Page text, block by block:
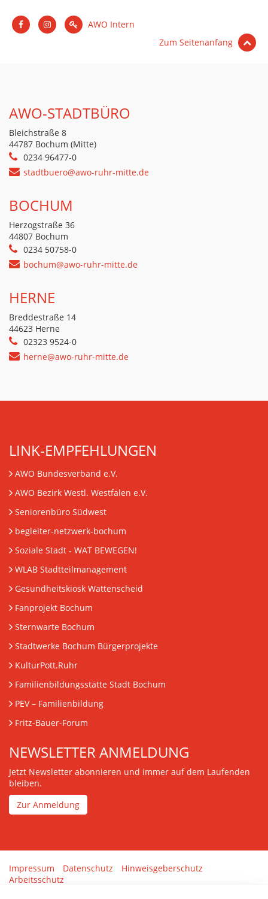
AWO Intern
Zum Seitenanfang
AWO-STADTBÜRO
Bleichstraße 8
44787 Bochum (Mitte)
0234 96477-0
stadtbuero@awo-ruhr-mitte.de
BOCHUM
Herzogstraße 36
44807 Bochum
0234 50758-0
bochum@awo-ruhr-mitte.de
HERNE
Breddestraße 14
44623 Herne
02323 9524-0
herne@awo-ruhr-mitte.de
LINK-EMPFEHLUNGEN
AWO Bundesverband e.V.
AWO Bezirk Westl. Westfalen e.V.
Seniorenbüro Südwest
begleiter-netzwerk-bochum
Soziale Stadt - WAT BEWEGEN!
WLAB Stadtteilmanagement
Gesundheitskiosk Wattenscheid
Fanprojekt Bochum
Sternwarte Bochum
Stadtwerke Bochum Bürgerprojekte
KulturPott.Ruhr
Familienbildungsstätte Stadt Bochum
PEV– Familienbildung
Fritz-Bauer-Forum
NEWSLETTER ANMELDUNG
Jetzt Newsletter abonnieren und immer auf dem Laufenden
bleiben.
Zur Anmeldung
Impressum Datenschutz
Hinweisgeberschutz
Arbeitsschutz